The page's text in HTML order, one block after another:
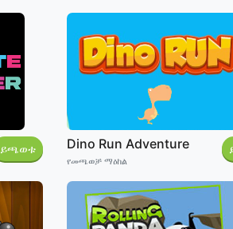
ይጫወቱ Dino Run Adventure
የመጫወቻ ማዕከል